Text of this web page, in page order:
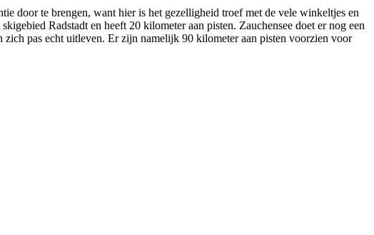
door te brengen, want hier is het gezelligheid troef met de vele winkeltjes en
Radstadt en heeft 20 kilometer aan pisten. Zauchensee doet er nog een
pas echt uitleven. Er zijn namelijk 90 kilometer aan pisten voorzien voor